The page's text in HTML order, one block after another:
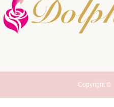
Copyright ©